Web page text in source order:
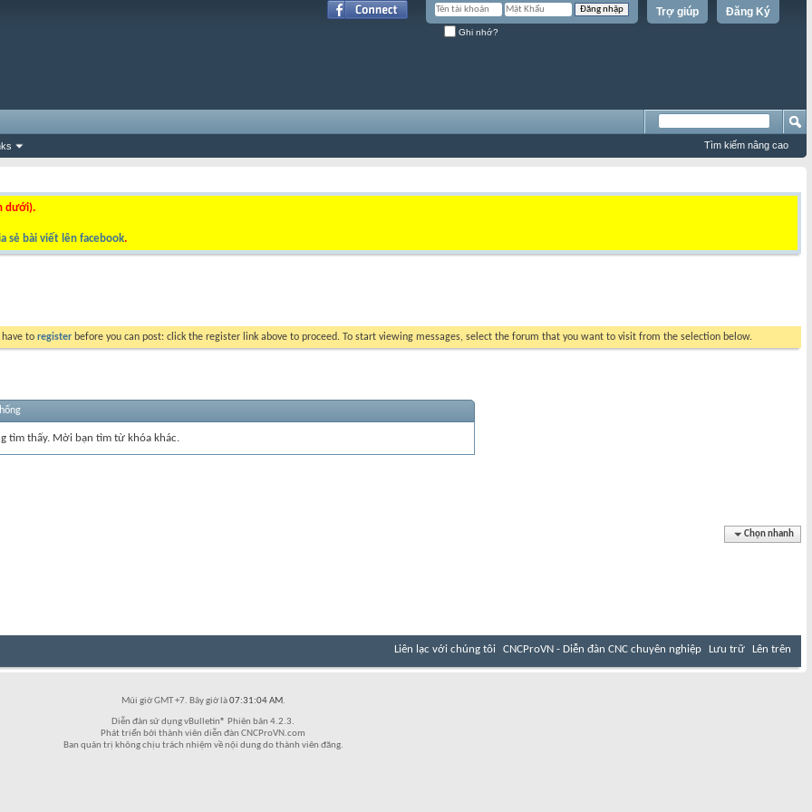
Đăng Ký
Trợ giúp
Ghi nhớ?
Tìm kiếm nâng cao
dưới).
sẻ bài viết lên facebook.
to register before you can post: click the register link above to proceed. To start viewing messages, select the forum that you want to visit from the selection below.
tìm thấy. Mời bạn tìm từ khóa khác.
Chọn nhanh
Liên lạc với chúng tôi CNCProVN - Diễn đàn CNC chuyên nghiệp Lưu trữ Lên trên
Múi giờ GMT +7. Bây giờ là07:31:04 AM.
Diễn đàn sử dụng vBulletin® Phiên bản 4.2.3.
Phát triển bởi thành viên diễn đàn CNCProVN.com
Ban quản trị không chịu trách nhiệm về nội dung do thành viên đăng.